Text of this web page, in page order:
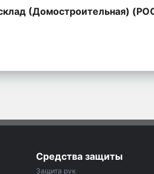
(Домостроительная)
Средства защиты
Защита рук